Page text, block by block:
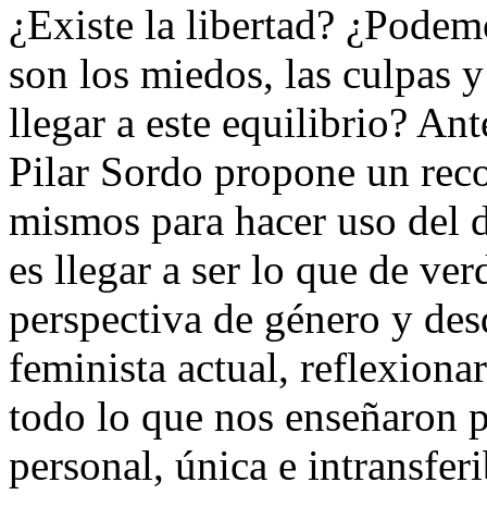
¿Existe la libertad?
son los miedos, las culpas
llegar a este equilibrio?
Pilar Sordo propone un
mismos para hacer uso del
es llegar a ser lo que de
perspectiva de género y
feminista actual,
todo lo que nos enseñaron
personal, única e